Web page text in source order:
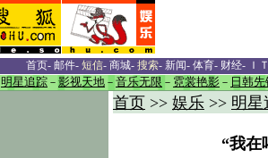
首页- 邮件- 短信- 商城- 搜索- 新闻- 体育- 财经- Ｉ
明星追踪 － 影视天地 － 音乐无限 － 霓裳艳影 － 日韩先
首页 >> 娱乐 >> 明星
“我在